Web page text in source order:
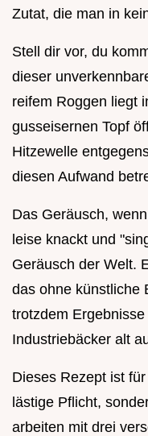
Zutat, die man in
Stell dir vor, du
dieser
reifem Roggen liegt
gusseisernen Topf
Hitzewelle
diesen Aufwand
Das Geräusch,
leise knackt und
Geräusch der Welt.
das ohne künstliche
trotzdem
Industriebäcker alt
Dieses Rezept ist
lästige Pflicht,
arbeiten mit drei